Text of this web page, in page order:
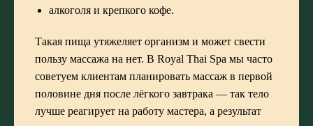
алкоголя и крепкого кофе.
Такая пища утяжеляет организм и может свести
пользу массажа на нет. В Royal Thai Spa мы часто
советуем клиентам планировать массаж в первой
половине дня после лёгкого завтрака — так тело
лучше реагирует на работу мастера, а результат